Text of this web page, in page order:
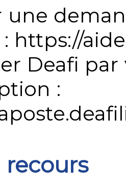
une
https://
Deafi
:
recours